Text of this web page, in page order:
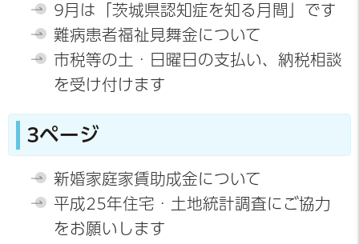
9月は「茨城県認知症を知る月間」です
難病患者福祉見舞金について
市税等の土・日曜日の支払い、納税相談
を受け付けます
3ページ
新婚家庭家賃助成金について
平成25年住宅・土地統計調査にご協力
をお願いします